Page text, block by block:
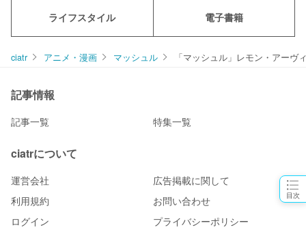
目次
ライフスタイル 電子書籍
ciatr アニメ・漫画 マッシュル 「マッシュル」レモン・アー
記事情報
記事一覧 特集一覧
ciatrについて
運営会社
広告掲載に関して
利用規約
お問い合わせ
ログイン
プライバシーポリシー